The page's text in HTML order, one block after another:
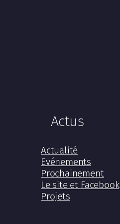
Actus
Actualité
Evénements
Prochainement
Le site et Facebook
Projets